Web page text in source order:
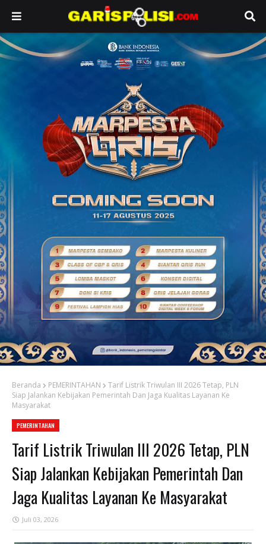
Beranda PEMERINTAHAN
Tarif Listrik Triwulan III 2026 Tetap, PLN
Siap Jalankan Kebijakan Pemerintah Dan Jaga Kualitas Layanan Ke
Masyarakat
PEMERINTAHAN
Tarif Listrik Triwulan III 2026 Tetap, PLN
Siap Jalankan Kebijakan Pemerintah Dan
Jaga Kualitas Layanan Ke Masyarakat
Juli 03, 2026